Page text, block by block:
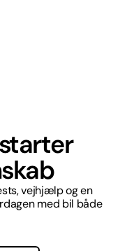
vejhjælp og en
med bil både